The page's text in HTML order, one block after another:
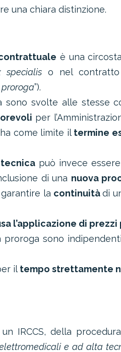
una chiara distinzione.
è una
specialiso nel
proroga”).
svolte alle stesse
per
come limite il termine
può invece
di una nuova
la continuitàdi
l’applicazione di
sono
il tempo strettamente
IRCCS, della
e ad alta